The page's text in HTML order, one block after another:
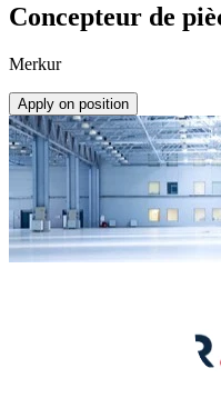
Concepteur de
Merkur
Apply on position